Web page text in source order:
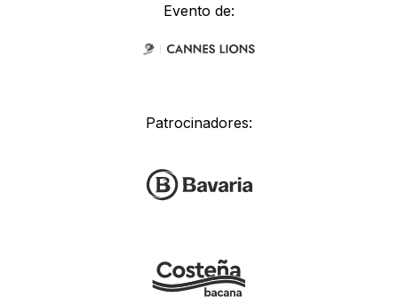
Evento de:
Patrocinadores: